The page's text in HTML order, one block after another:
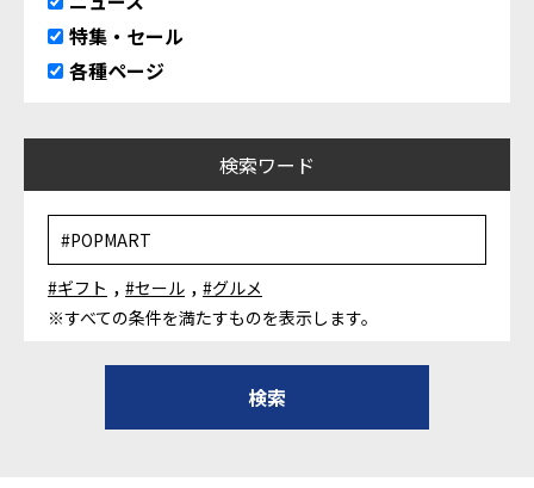
特集・セール
各種ページ
検索ワード
#ギフト , #セール , #グルメ
※すべての条件を満たすものを表示します。